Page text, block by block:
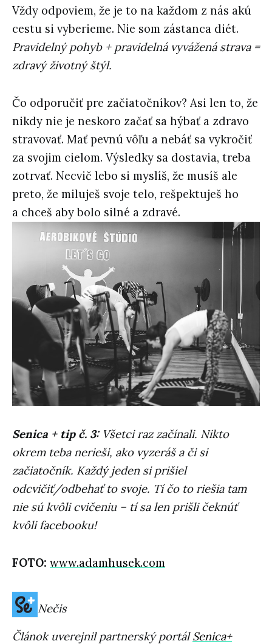
Vždy odpoviem, že je to na každom z nás akú
cestu si vyberieme. Nie som zástanca diét.
Pravidelný pohyb + pravidelná vyvážená strava =
zdravý životný štýl.
Čo odporučiť pre začiatočníkov? Asi len to, že
nikdy nie je neskoro začať sa hýbať a zdravo
stravovať. Mať pevnú vôľu a nebáť sa vykročiť
za svojim cielom. Výsledky sa dostavia, treba
zotrvať. Necvič lebo si myslíš, že musíš ale
preto, že miluješ svoje telo, rešpektuješ ho
a chceš aby bolo silné a zdravé.
Senica + tip č. 3: Všetci raz začínali. Nikto
okrem teba nerieši, ako vyzeráš a či si
začiatočník. Každý jeden si prišiel
odcvičiť/odbehať to svoje. Tí čo to riešia tam
nie sú kvôli cvičeniu – tí sa len prišli čeknúť
kvôli facebooku!
FOTO: www.adamhusek.com
Nečis
Článok uverejnil partnerský portálSenica+